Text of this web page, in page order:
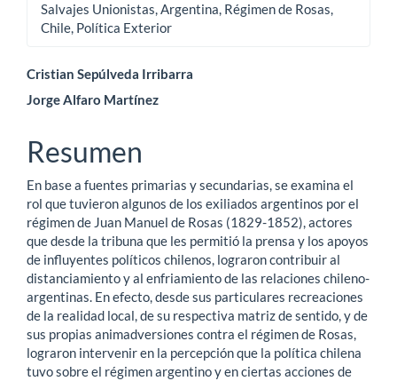
Salvajes Unionistas, Argentina, Régimen de Rosas,
Chile, Política Exterior
Contenido
principal
del
artículo
Cristian Sepúlveda Irribarra
Jorge Alfaro Martínez
Resumen
En base a fuentes primarias y secundarias, se examina el
rol que tuvieron algunos de los exiliados argentinos por el
régimen de Juan Manuel de Rosas (1829-1852), actores
que desde la tribuna que les permitió la prensa y los apoyos
de influyentes políticos chilenos, lograron contribuir al
distanciamiento y al enfriamiento de las relaciones chileno-
argentinas. En efecto, desde sus particulares recreaciones
de la realidad local, de su respectiva matriz de sentido, y de
sus propias animadversiones contra el régimen de Rosas,
lograron intervenir en la percepción que la política chilena
tuvo sobre el régimen argentino y en ciertas acciones de